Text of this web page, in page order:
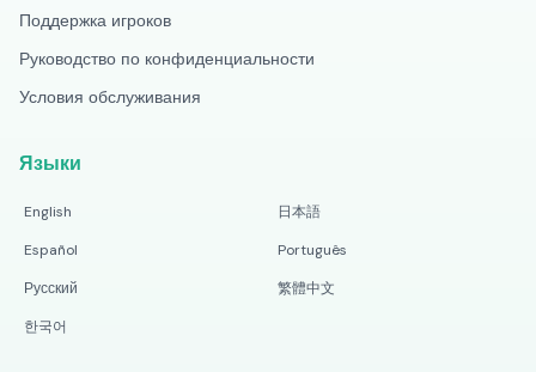
Поддержка игроков
Руководство по конфиденциальности
Условия обслуживания
Языки
English
日本語
Español
Português
Русский
繁體中文
한국어